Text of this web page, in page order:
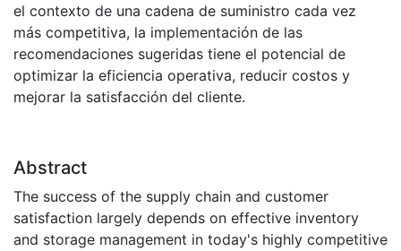
el contexto de una cadena de suministro cada vez
más competitiva, la implementación de las
recomendaciones sugeridas tiene el potencial de
optimizar la eficiencia operativa, reducir costos y
mejorar la satisfacción del cliente.
Abstract
The success of the supply chain and customer
satisfaction largely depends on effective inventory
and storage management in today's highly competitive